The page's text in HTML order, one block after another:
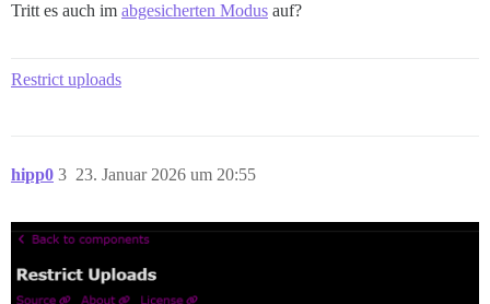
Tritt es auch im abgesicherten Modus auf?
Restrict uploads
hipp0 23. Januar 2026 um 20:55
3